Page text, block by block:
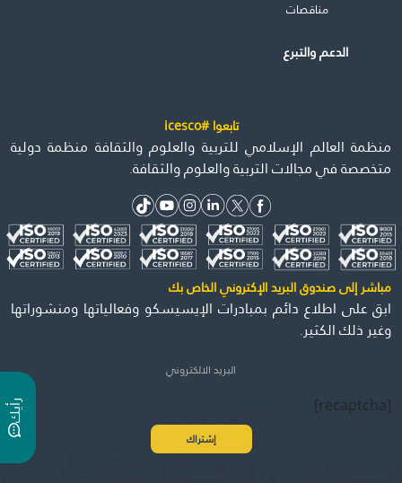
ر
أ
ي
ك
مناقصات
الدعم والتبرع
تابعوا #icesco
منظمة العالم الإسلامي للتربية والعلوم والثقافة منظمة دولية
متخصصة في مجالات التربية والعلوم والثقافة.
مباشر إلى صندوق البريد الإكتروني الخاص بك
ابق على اطلاع دائم بمبادرات الإيسيسكو وفعالياتها ومنشوراتها
وغير ذلك الكثير.
[recaptcha]